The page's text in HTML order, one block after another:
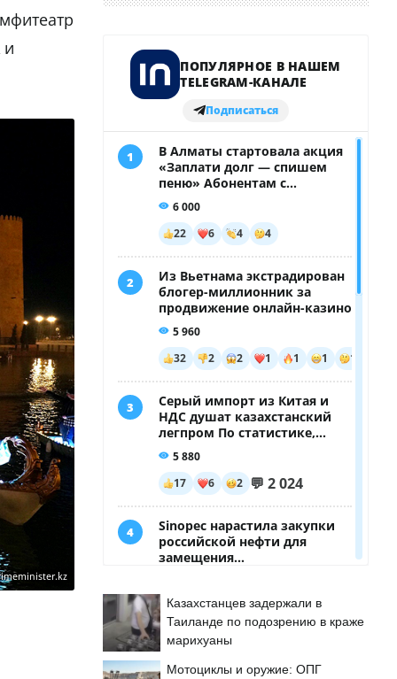
и
Казахстанцев задержали в
Таиланде по подозрению в краже
марихуаны
Мотоциклы и оружие: ОПГ